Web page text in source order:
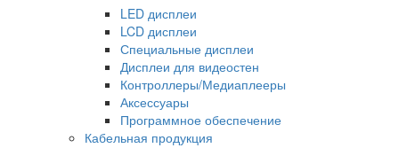
LED дисплеи
LCD дисплеи
Специальные дисплеи
Дисплеи для видеостен
Контроллеры/Медиаплееры
Аксессуары
Программное обеспечение
Кабельная продукция